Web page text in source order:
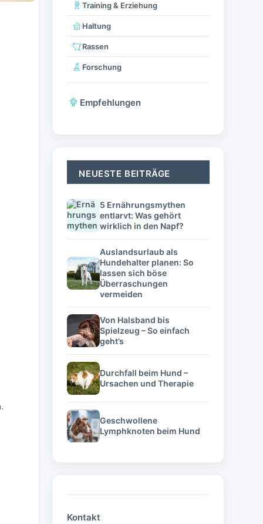
Training & Erziehung
Haltung
Rassen
Forschung
Empfehlungen
NEUESTE BEITRÄGE
5 Ernährungsmythen
entlarvt: Was gehört
wirklich in den Napf?
Auslandsurlaub als
Hundehalter planen: So
lassen sich böse
Überraschungen
vermeiden
Von Halsband bis
Spielzeug – So einfach
geht’s
Durchfall beim Hund –
Ursachen und Therapie
Geschwollene
Lymphknoten beim Hund
Kontakt